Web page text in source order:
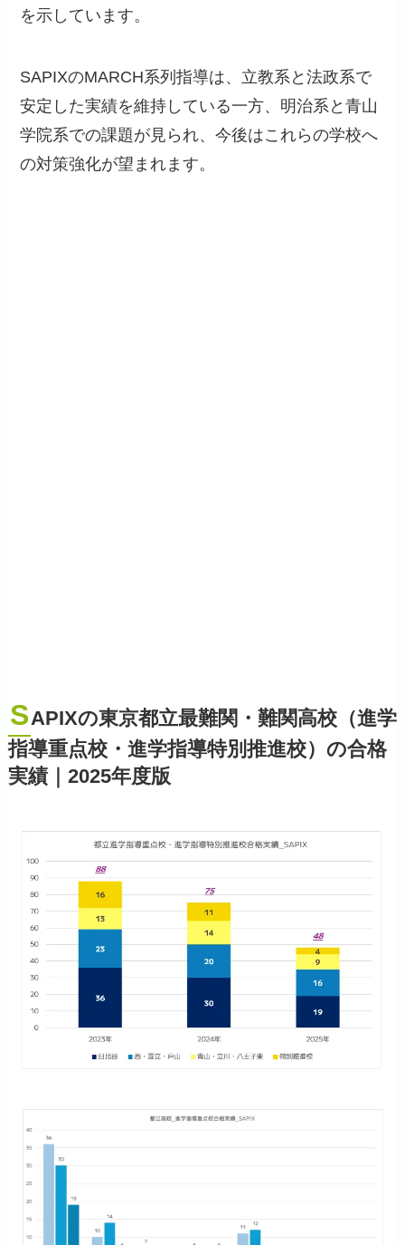
を示しています。
SAPIXのMARCH系列指導は、立教系と法政系で
安定した実績を維持している一方、明治系と青山
学院系での課題が見られ、今後はこれらの学校へ
の対策強化が望まれます。
SAPIXの東京都立最難関・難関高校（進学
指導重点校・進学指導特別推進校）の合格
実績｜2025年度版